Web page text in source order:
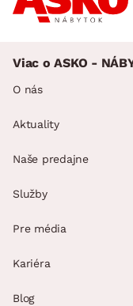
Viac o ASKO -
O nás
Aktuality
Naše predajne
Služby
Pre média
Kariéra
Blog